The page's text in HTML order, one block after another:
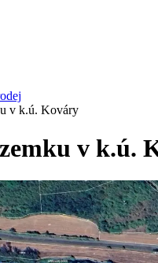
v k.ú. Kováry
v k.ú.